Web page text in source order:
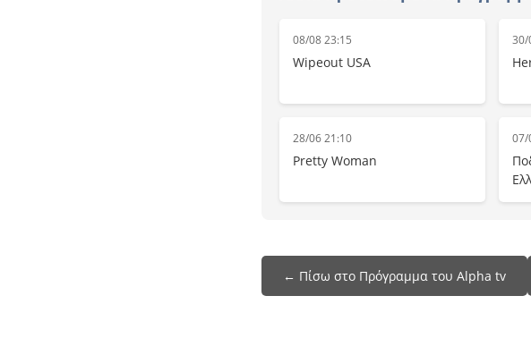
08/08 23:15
Wipeout USA
30/
28/06 21:10
Pretty Woman
07/
← Πίσω στο Πρόγραμμα του Alpha tv